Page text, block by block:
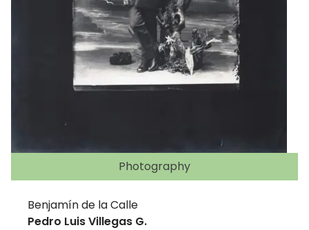
Photography
Benjamín de la Calle
Pedro Luis Villegas G.